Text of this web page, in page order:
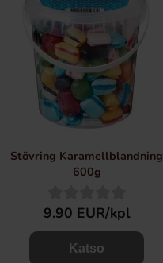
Stövring Karamellblandning
600g
9.90 EUR/kpl
Katso